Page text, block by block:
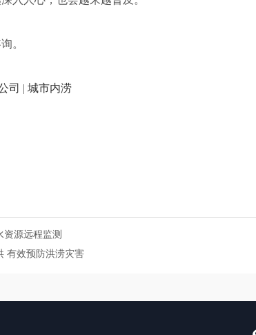
。
司 | 城市内涝
源远程监测
有效预防洪涝灾害